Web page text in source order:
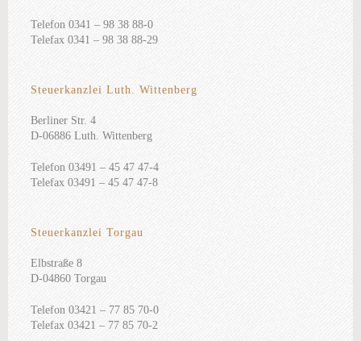
Telefon 0341 – 98 38 88-0
Telefax 0341 – 98 38 88-29
Steuerkanzlei Luth. Wittenberg
Berliner Str. 4
D-06886 Luth. Wittenberg
Telefon 03491 – 45 47 47-4
Telefax 03491 – 45 47 47-8
Steuerkanzlei Torgau
Elbstraße 8
D-04860 Torgau
Telefon 03421 – 77 85 70-0
Telefax 03421 – 77 85 70-2